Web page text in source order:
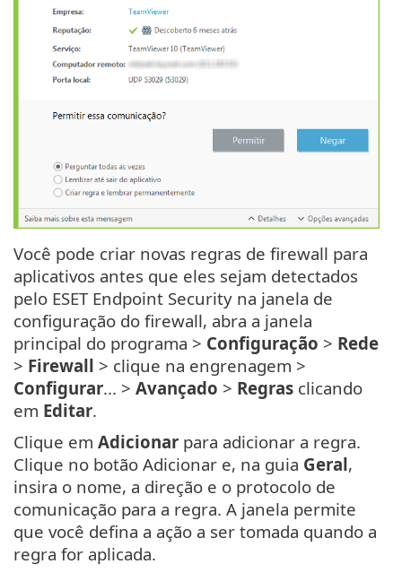
Você pode criar novas regras de firewall para
aplicativos antes que eles sejam detectados
pelo ESET Endpoint Security na janela de
configuração do firewall, abra a janela
principal do programa > Configuração > Rede
> Firewall > clique na engrenagem >
Configurar... > Avançado > Regras clicando
em Editar.
Clique em Adicionar para adicionar a regra.
Clique no botão Adicionar e, na guia Geral,
insira o nome, a direção e o protocolo de
comunicação para a regra. A janela permite
que você defina a ação a ser tomada quando a
regra for aplicada.